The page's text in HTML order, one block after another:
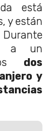
está
y están
Durante
a un
dos
y